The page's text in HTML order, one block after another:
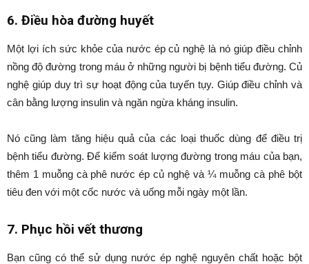
6. Điều hòa đường huyết
Một lợi ích sức khỏe của nước ép củ nghệ là nó giúp điều chỉnh
nồng độ đường trong máu ở những người bị bệnh tiểu đường. Củ
nghệ giúp duy trì sự hoạt động của tuyến tụy. Giúp điều chỉnh và
cân bằng lượng insulin và ngăn ngừa kháng insulin.
Nó cũng làm tăng hiệu quả của các loại thuốc dùng để điều trị
bệnh tiểu đường. Để kiểm soát lượng đường trong máu của bạn,
thêm 1 muỗng cà phê nước ép củ nghệ và ¼ muỗng cà phê bột
tiêu đen với một cốc nước và uống mỗi ngày một lần.
7. Phục hồi vết thương
Bạn cũng có thể sử dụng nước ép nghệ nguyên chất hoặc bột